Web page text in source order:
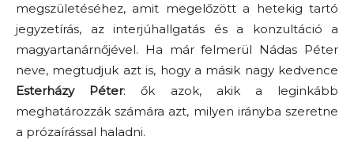
megszületéséhez, amit megelőzött a hetekig tartó
jegyzetírás, az interjúhallgatás és a konzultáció a
magyartanárnőjével. Ha már felmerül Nádas Péter
neve, megtudjuk azt is, hogy a másik nagy kedvence
Esterházy Péter: ők azok, akik a leginkább
meghatározzák számára azt, milyen irányba szeretne
a prózaírással haladni.